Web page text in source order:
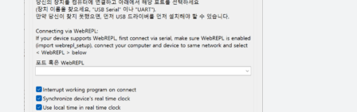
든
것
여
기
서